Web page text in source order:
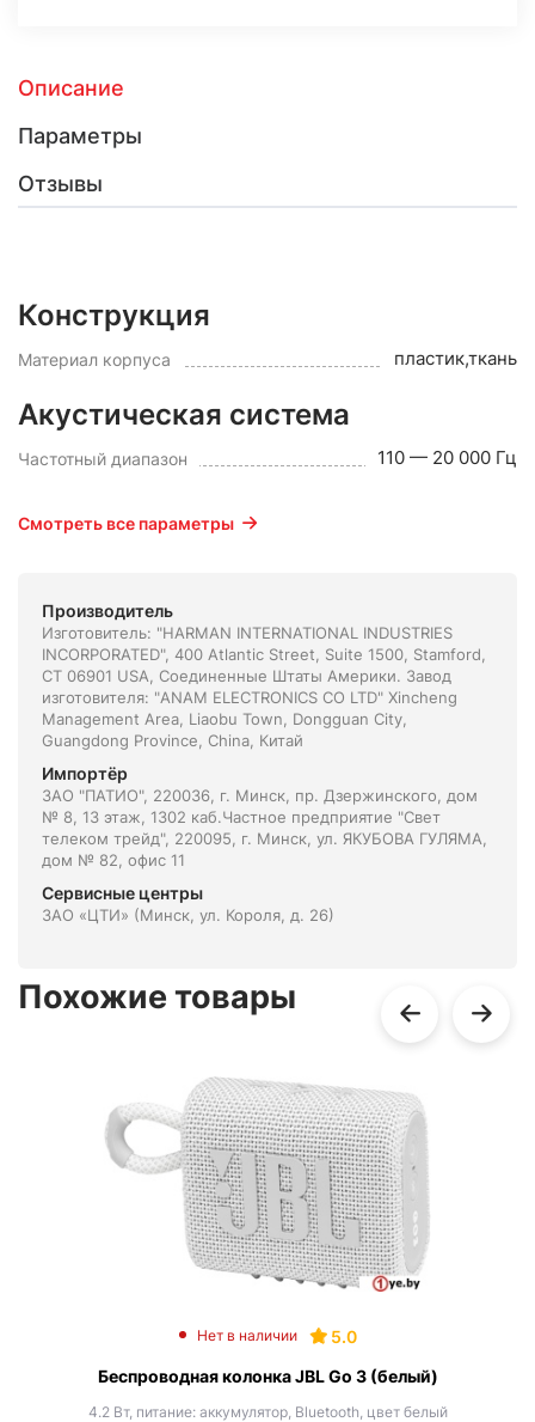
Описание
Параметры
Отзывы
Конструкция
Материал корпуса пластик,ткань
Акустическая система
Частотный диапазон 110 — 20 000 Гц
Смотреть все параметры
Производитель
Изготовитель: "HARMAN INTERNATIONAL INDUSTRIES
INCORPORATED", 400 Atlantic Street, Suite 1500, Stamford,
CT 06901 USA, Соединенные Штаты Америки. Завод
изготовителя: "ANAM ELECTRONICS CO LTD" Хincheng
Management Area, Liaobu Town, Dongguan City,
Guangdong Province, China, Китай
Импортёр
ЗАО "ПАТИО", 220036, г. Минск, пр. Дзержинского, дом
№ 8, 13 этаж, 1302 каб.Частное предприятие "Свет
телеком трейд", 220095, г. Минск, ул. ЯКУБОВА ГУЛЯМА,
дом № 82, офис 11
Сервисные центры
ЗАО «ЦТИ» (Минск, ул. Короля, д. 26)
Похожие товары
Нет в наличии
5.0
Беспроводная колонка JBL Go 3 (белый)
4.2 Вт, питание: аккумулятор, Bluetooth, цвет белый